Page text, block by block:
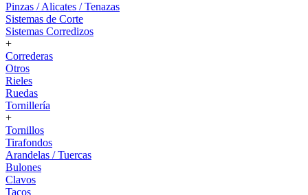
Pinzas / Alicates / Tenazas
Sistemas de Corte
Sistemas Corredizos
+
Correderas
Otros
Rieles
Ruedas
Tornillería
+
Tornillos
Tirafondos
Arandelas / Tuercas
Bulones
Clavos
Tacos